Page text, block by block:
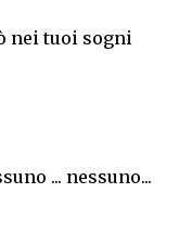
nei tuoi sogni
... nessuno...